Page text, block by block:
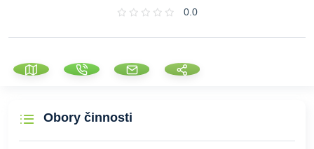
0.0
Obory činnosti